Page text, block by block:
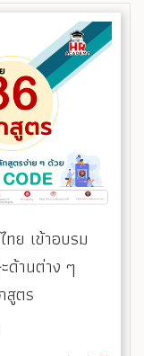
ย เข้าอบรม
านต่าง ๆ
สูตร